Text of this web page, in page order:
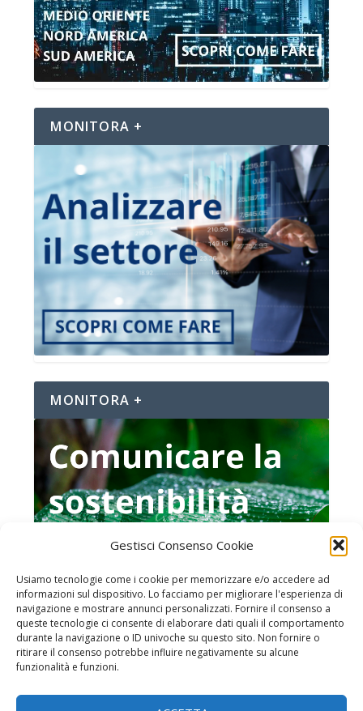
Gestisci Consenso Cookie
Usiamo tecnologie come i cookie per memorizzare e/o accedere ad
informazioni sul dispositivo. Lo facciamo per migliorare l'esperienza di
navigazione e mostrare annunci personalizzati. Fornire il consenso a
queste tecnologie ci consente di elaborare dati quali il comportamento
durante la navigazione o ID univoche su questo sito. Non fornire o
ritirare il consenso potrebbe influire negativamente su alcune
funzionalità e funzioni.
MONITORA +
MONITORA +
Home page